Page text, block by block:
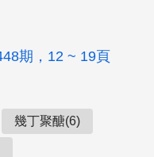
期，12 ~ 19頁
幾丁聚醣(6)